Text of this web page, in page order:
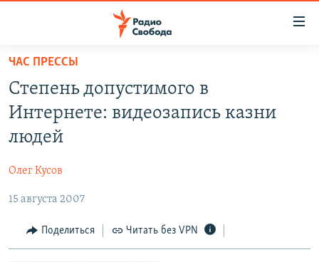
упрощенного
доступа
Вернуться
основному
Вернутся
навигации
Вернутся
АВТОРСКИЕ ПРОЕКТЫ
МНЕНИЯ
КУЛЬТУРА
IDEL.РЕАЛИИ
ЧАС ПРЕССЫ
Степень допустимого в
Интернете: видеозапись казни
людей
Олег Кусов
15 августа 2007
Поделиться Читать без VPN